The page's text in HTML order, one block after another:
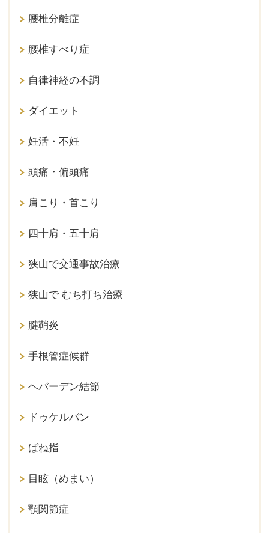
腰椎分離症
腰椎すべり症
自律神経の不調
ダイエット
妊活・不妊
頭痛・偏頭痛
肩こり・首こり
四十肩・五十肩
狭山で交通事故治療
狭山で むち打ち治療
腱鞘炎
手根管症候群
ヘバーデン結節
ドゥケルバン
ばね指
目眩（めまい）
顎関節症